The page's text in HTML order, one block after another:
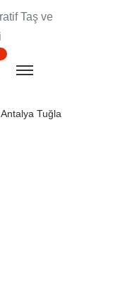
Antalya Tuğla